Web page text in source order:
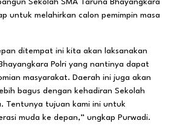
Sekolah SMA Taruna Bhayangkara
untuk melahirkan calon pemimpin masa
ditempat ini kita akan laksanakan
Polri yang nantinya dapat
masyarakat. Daerah ini juga akan
bagus dengan kehadiran Sekolah
Tentunya tujuan kami ini untuk
muda ke depan,” ungkap Purwadi.